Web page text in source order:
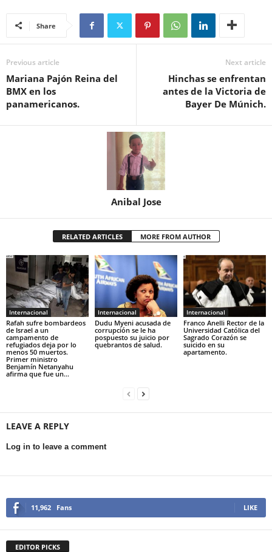
Share
Previous article
Mariana Pajón Reina del
BMX en los
panamericanos.
Next article
Hinchas se enfrentan
antes de la Victoria de
Bayer De Múnich.
Anibal Jose
RELATED ARTICLES MORE FROM AUTHOR
Internacional
Rafah sufre bombardeos
de Israel a un
campamento de
refugiados deja por lo
menos 50 muertos.
Primer ministro
Benjamín Netanyahu
afirma que fue un...
Internacional
Dudu Myeni acusada de
corrupción se le ha
pospuesto su juicio por
quebrantos de salud.
Internacional
Franco Anelli Rector de la
Universidad Católica del
Sagrado Corazón se
suicido en su
apartamento.
LEAVE A REPLY
Log in to leave a comment
11,962 Fans LIKE
EDITOR PICKS